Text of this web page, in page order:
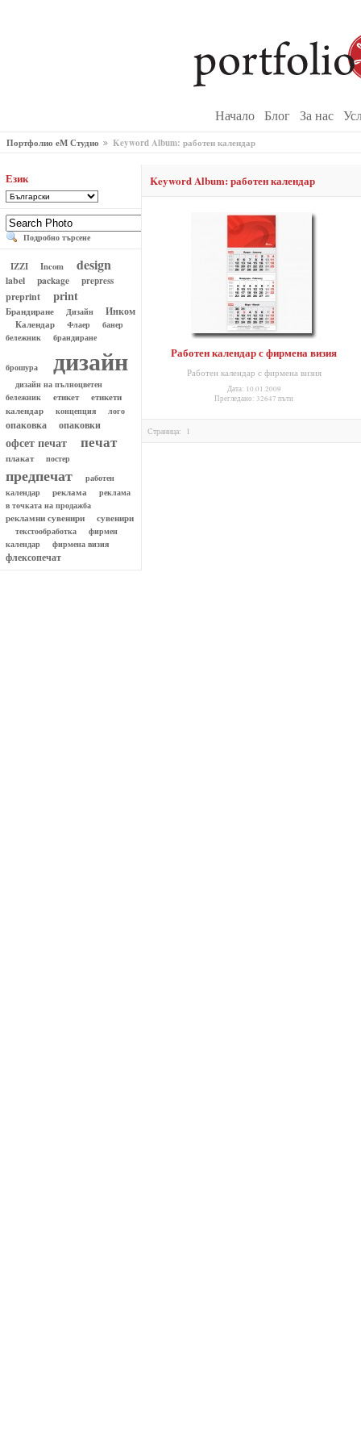
Начало Блог За нас
Портфолио еМ Студио Keyword Album: работен календар
Език
Подробно търсене
IZZI Incom design
label package prepress
preprint print
Брандиране Дизайн Инком
Календар Флаер банер
бележник брандиране
брошура дизайн
дизайн на пълноцветен
бележник
етикет етикети
календар концепция лого
опаковка опаковки
офсет печат печат
плакат постер
предпечат
работен
календар
реклама
реклама
в точката на продажба
рекламни сувенири
сувенири
текстообработка
фирмен
календар
фирмена визия
флексопечат
Keyword Album: работен календар
Работен календар с фирмена визия
Работен календар с фирмена визия
Дата: 10.01.2009
Прегледано: 32647 пъти
Страница: 1